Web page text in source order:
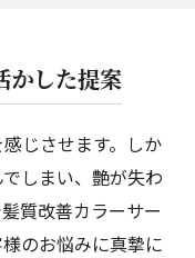
かした提案
じさせます。しか
しまい、艶が失わ
質改善カラーサー
のお悩みに真摯に